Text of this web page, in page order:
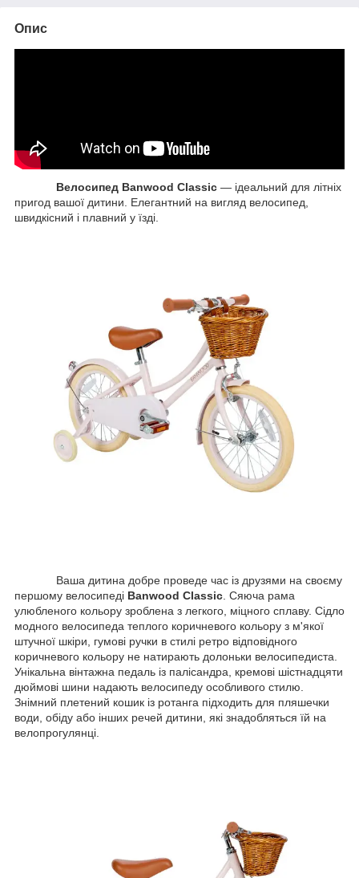
Опис
Велосипед Banwood Classic — ідеальний для літніх
пригод вашої дитини. Елегантний на вигляд велосипед,
швидкісний і плавний у їзді.
Ваша дитина добре проведе час із друзями на своєму
першому велосипеді Banwood Classic . Сяюча рама
улюбленого кольору зроблена з легкого, міцного сплаву. Сідло
модного велосипеда теплого коричневого кольору з м'якої
штучної шкіри, гумові ручки в стилі ретро відповідного
коричневого кольору не натирають долоньки велосипедиста.
Унікальна вінтажна педаль із палісандра, кремові шістнадцяти
дюймові шини надають велосипеду особливого стилю.
Знімний плетений кошик із ротанга підходить для пляшечки
води, обіду або інших речей дитини, які знадобляться їй на
велопрогулянці.